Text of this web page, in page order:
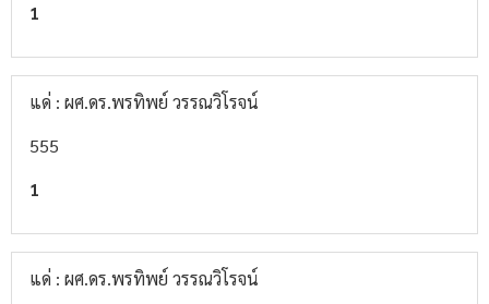
1
แด่ : ผศ.ดร.พรทิพย์ วรรณวิโรจน์
555
1
แด่ : ผศ.ดร.พรทิพย์ วรรณวิโรจน์